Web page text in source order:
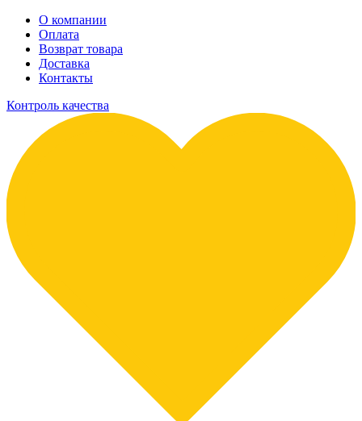
О компании
Оплата
Возврат товара
Доставка
Контакты
Контроль качества